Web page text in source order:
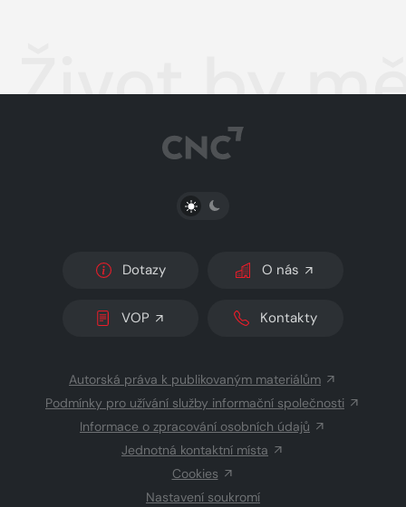
Život by
PŘEPNOUT SVĚTLÝ/TMAVÝ REŽIM
Dotazy O nás
VOP Kontakty
Autorská práva k publikovaným materiálům
Podmínky pro užívání služby informační společnosti
Informace o zpracování osobních údajů
Jednotná kontaktní místa
Cookies
Nastavení soukromí